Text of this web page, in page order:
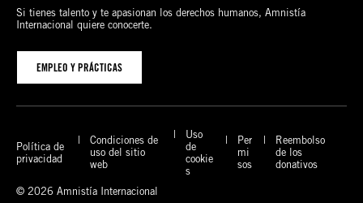
Si tienes talento y te apasionan los derechos humanos, Amnistía
Internacional quiere conocerte.
EMPLEO Y PRÁCTICAS
Política de
privacidad
Condiciones de
uso del sitio
web
Uso
de
cookie
s
Per
mi
sos
Reembolso
de los
donativos
© 2026 Amnistía Internacional